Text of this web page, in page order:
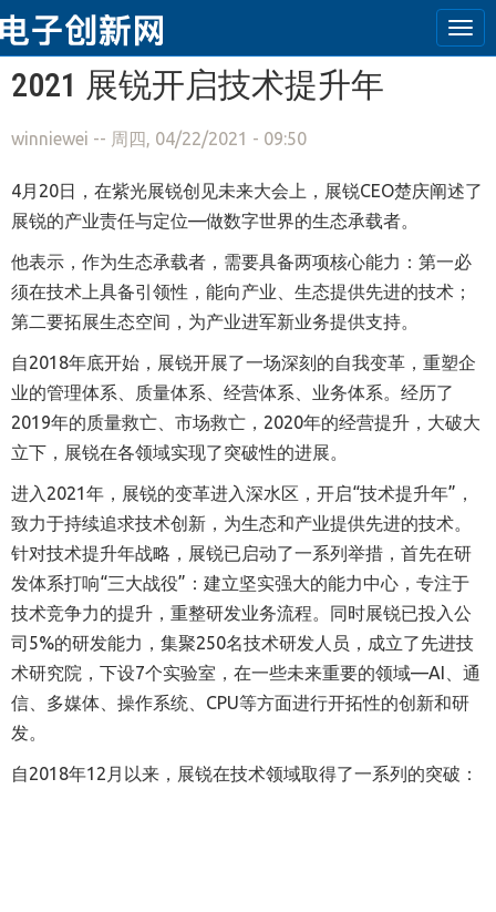
跳转到主要内容
2021 展锐开启技术提升年
winniewei -- 周四, 04/22/2021 - 09:50
4月20日，在紫光展锐创见未来大会上，展锐CEO楚庆阐述了
展锐的产业责任与定位—做数字世界的生态承载者。
他表示，作为生态承载者，需要具备两项核心能力：第一必
须在技术上具备引领性，能向产业、生态提供先进的技术；
第二要拓展生态空间，为产业进军新业务提供支持。
自2018年底开始，展锐开展了一场深刻的自我变革 ，重塑企
业的管理体系、质量体系、经营体系、业务体系。经历了
2019年的质量救亡、市场救亡，2020年的经营提升，大破大
立下，展锐在各领域实现了突破性的进展。
进入2021年， 展锐的变革进入深水区 ，开启“技术提升年” ，
致力于持续追求技术创新，为生态和产业提供先进的技术。
针对技术提升年战略，展锐已启动了一系列举措，首先在研
发体系打响“三大战役”：建立坚实强大的能力中心，专注于
技术竞争力的提升，重整研发业务流程。同时展锐已投入公
司5%的研发能力，集聚250名技术研发人员，成立了先进技
术研究院，下设7个实验室，在一些未来重要的领域—AI 、通
信、多媒体、操作系统、CPU等方面进行开拓性的创新和研
发。
自2018年12月以来，展锐在技术领域取得了一系列的突破：